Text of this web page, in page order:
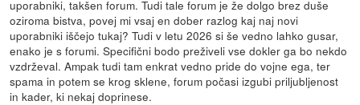
uporabniki, takšen forum. Tudi tale forum je že dolgo brez duše
oziroma bistva, povej mi vsaj en dober razlog kaj naj novi
uporabniki iščejo tukaj? Tudi v letu 2026 si še vedno lahko gusar,
enako je s forumi. Specifični bodo preživeli vse dokler ga bo nekdo
vzdrževal. Ampak tudi tam enkrat vedno pride do vojne ega, ter
spama in potem se krog sklene, forum počasi izgubi priljubljenost
in kader, ki nekaj doprinese.